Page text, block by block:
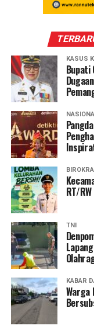
KASUS
Bupati
RT/
TNI
KABAR
Warga